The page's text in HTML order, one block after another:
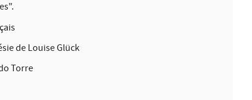
de Louise Glück
Torre